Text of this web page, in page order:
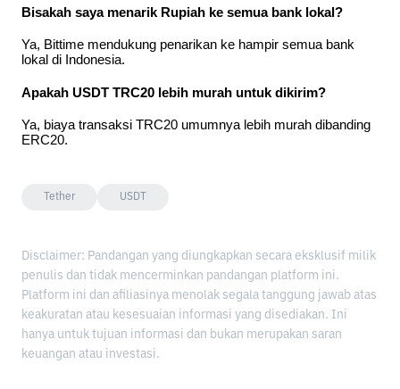
Bisakah saya menarik Rupiah ke semua bank lokal?
Ya, Bittime mendukung penarikan ke hampir semua bank
lokal di Indonesia.
Apakah USDT TRC20 lebih murah untuk dikirim?
Ya, biaya transaksi TRC20 umumnya lebih murah dibanding
ERC20.
Tether USDT
Disclaimer: Pandangan yang diungkapkan secara eksklusif milik
penulis dan tidak mencerminkan pandangan platform ini.
Platform ini dan afiliasinya menolak segala tanggung jawab atas
keakuratan atau kesesuaian informasi yang disediakan. Ini
hanya untuk tujuan informasi dan bukan merupakan saran
keuangan atau investasi.